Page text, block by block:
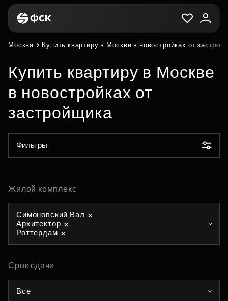
Москва Купить квартиру в Москве в новостройках от
Купить квартиру в Москве
в новостройках от
застройщика
Фильтры
Жилой комплекс
Симоновский Вал
Архитектор
Роттердам
Срок сдачи
Все